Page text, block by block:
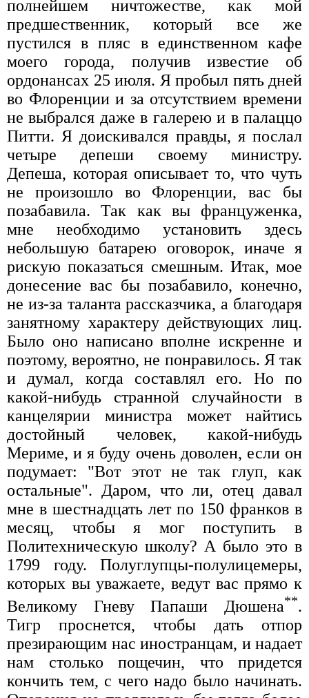
полнейшем ничтожестве, как мой
предшественник, который все же
пустился в пляс в единственном кафе
моего города, получив известие об
ордонансах 25 июля. Я пробыл пять дней
во Флоренции и за отсутствием времени
не выбрался даже в галерею и в палаццо
Питти. Я доискивался правды, я послал
четыре депеши своему министру.
Депеша, которая описывает то, что чуть
не произошло во Флоренции, вас бы
позабавила. Так как вы француженка,
мне необходимо установить здесь
небольшую батарею оговорок, иначе я
рискую показаться смешным. Итак, мое
донесение вас бы позабавило, конечно,
не из-за таланта рассказчика, а благодаря
занятному характеру действующих лиц.
Было оно написано вполне искренне и
поэтому, вероятно, не понравилось. Я так
и думал, когда составлял его. Но по
какой-нибудь странной случайности в
канцелярии министра может найтись
достойный человек, какой-нибудь
Мериме, и я буду очень доволен, если он
подумает: "Вот этот не так глуп, как
остальные". Даром, что ли, отец давал
мне в шестнадцать лет по 150 франков в
месяц, чтобы я мог поступить в
Политехническую школу? А было это в
1799 году. Полуглупцы-полулицемеры,
которых вы уважаете, ведут вас прямо к
Великому Гневу Папаши Дюшена**.
Тигр проснется, чтобы дать отпор
презирающим нас иностранцам, и надает
нам столько пощечин, что придется
кончить тем, с чего надо было начинать.